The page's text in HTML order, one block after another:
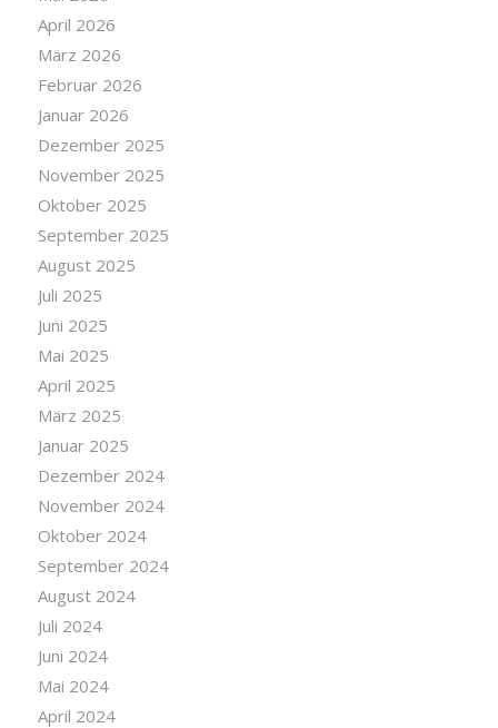
April 2026
März 2026
Februar 2026
Januar 2026
Dezember 2025
November 2025
Oktober 2025
September 2025
August 2025
Juli 2025
Juni 2025
Mai 2025
April 2025
März 2025
Januar 2025
Dezember 2024
November 2024
Oktober 2024
September 2024
August 2024
Juli 2024
Juni 2024
Mai 2024
April 2024